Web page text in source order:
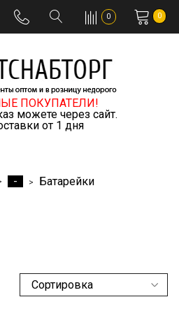
0 0
ПОКУПАТЕЛИ!
можете через сайт.
от 1 дня
- Батарейки